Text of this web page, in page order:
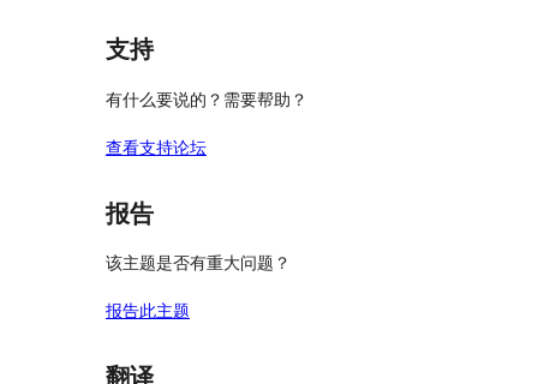
支持
有什么要说的？需要帮助？
查看支持论坛
报告
该主题是否有重大问题？
报告此主题
翻译